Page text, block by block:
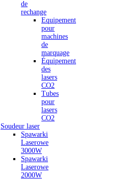
de
rechange
Equipement
pour
machines
de
marquage
Équipement
des
lasers
CO2
Tubes
pour
lasers
CO2
Soudeur laser
Spawarki
Laserowe
3000W
Spawarki
Laserowe
2000W